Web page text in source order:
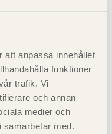
att anpassa innehållet
funktioner
trafik. Vi
och annan
medier och
samarbetar med.
1999:3, ges ut av